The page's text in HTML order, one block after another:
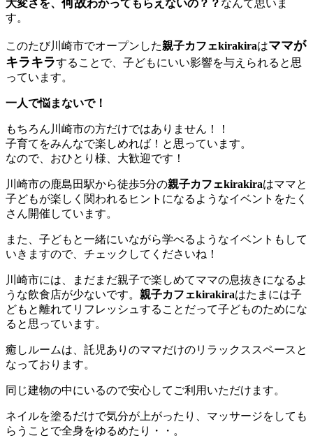
大変さを、
わかってもらえないの？？ なんて思いま
す。
このたび川崎市でオープンした親子カフェkirakiraはママが
キラキラすることで、子どもにいい影響を与えられると思
っています。
一人で悩まないで！
もちろん川崎市の方だけではありません！！
子育てをみんなで楽しめれば！と思っています。
なので、おひとり様、大歓迎です！
川崎市の鹿島田駅から徒歩5分の親子カフェkirakiraはママと
子どもが楽しく関われるヒントになるようなイベントをたく
さん開催しています。
また、子どもと一緒にいながら学べるようなイベントもして
いきますので、チェックしてくださいね！
川崎市には、まだまだ親子で楽しめてママの息抜きになるよ
うな飲食店が少ないです。 親子カフェkirakiraはたまには子
どもと離れてリフレッシュすることだって子どものためにな
ると思っています。
癒しルームは、託児ありのママだけのリラックススペースと
なっております。
同じ建物の中にいるので安心してご利用いただけます。
ネイルを塗るだけで気分が上がったり、マッサージをしても
らうことで全身をゆるめたり・・。